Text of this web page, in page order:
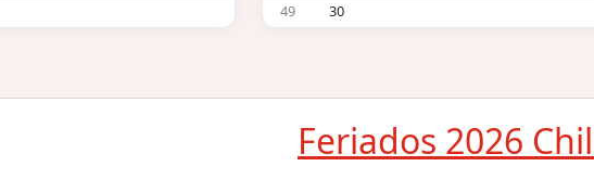
49
30
Feriados 2026